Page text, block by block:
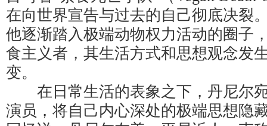
在向世界宣告与过去的自己彻底决裂
他逐渐踏入极端动物权力活动的圈子
食主义者，其生活方式和思想观念发
变。
在日常生活的表象之下，丹尼尔
演员，将自己内心深处的极端思想隐